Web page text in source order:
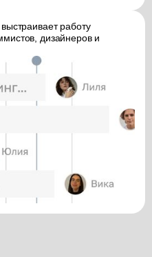
работу
дизайнеров и